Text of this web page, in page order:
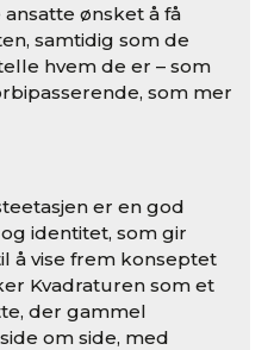
ønsket å få
samtidig som de
hvem de er – som
som mer
er en god
identitet, som gir
å vise frem konseptet
Kvadraturen som et
der gammel
om side, med